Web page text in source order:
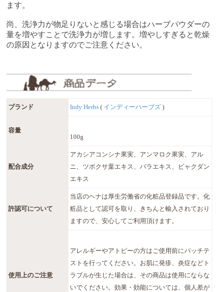
ます。
尚、洗浄力が物足りないと感じる場合はハーブパウダーの
量を増やすことで洗浄力が増します。増やしすぎると乾燥
の原因となりますのでご注意ください。
ブランド Indy Herbs ( インディーハーブズ )
容量
100g
配合成分
アカシアコンシナ果実、アンマロク果実、アル
ニ、ツボクサ葉エキス、バラエキス、ビャクダン
エキス
許認可について
当店のヘナは厚生労働省の化粧品登録品です。化
粧品として認可を取り、きちんと輸入されており
ますので、安心してご利用頂けます。
使用上のご注意
アレルギーやアトピーの方はご使用前にパッチテ
ストを行ってください。お肌に発疹、炎症などト
ラブルが生じた場合は、その商品は使用にならな
いでください。効果・効能については、個人差が